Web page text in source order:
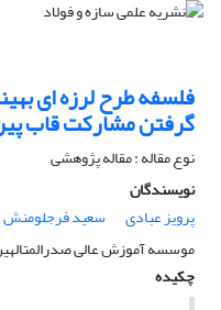
فلسفه طرح لرزه ای
گرفتن مشارکت قاب
نوع مقاله : مقاله پژوهشی
نویسندگان
پرویز عبادی
سعید فرجلومنش
موسسه آموزش عالی
چکیده